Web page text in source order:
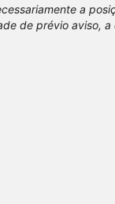
a
de prévio aviso,